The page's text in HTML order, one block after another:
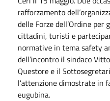
rafforzamento
delle Forze dell’Ordine per
cittadini, turisti e
normative in tema safety
dell’incontro il sindaco
Questore e il
l’attenzione dimostrate in
eugubina.